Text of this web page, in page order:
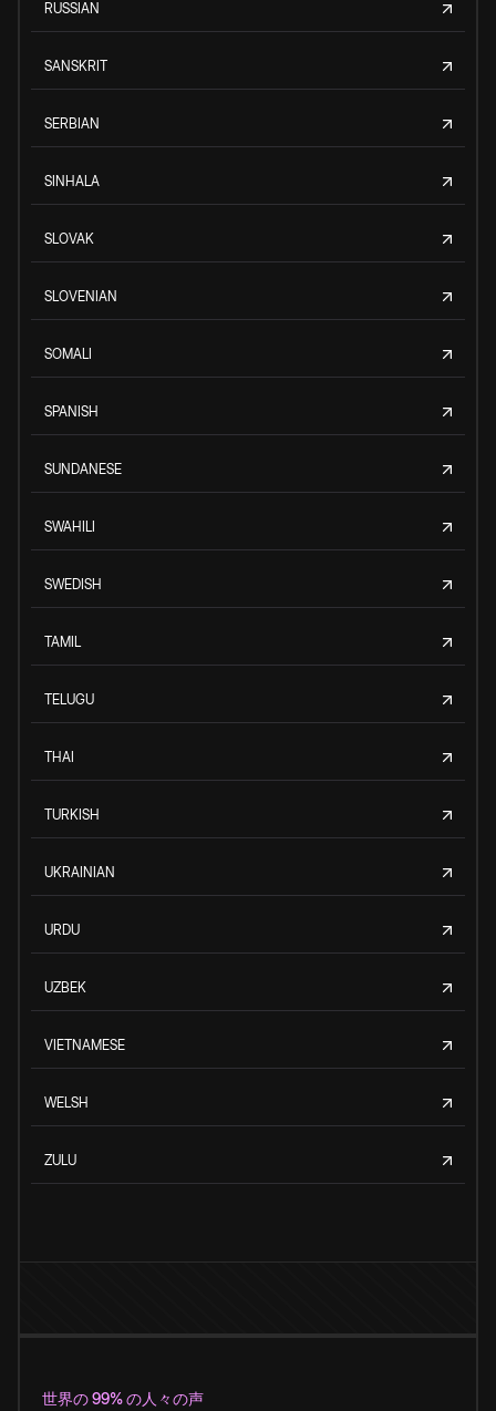
RUSSIAN
SANSKRIT
SERBIAN
SINHALA
SLOVAK
SLOVENIAN
SOMALI
SPANISH
SUNDANESE
SWAHILI
SWEDISH
TAMIL
TELUGU
THAI
TURKISH
UKRAINIAN
URDU
UZBEK
VIETNAMESE
WELSH
ZULU
世界の 99% の人々の声